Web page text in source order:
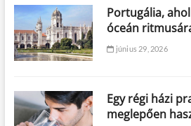
Portugália,
óceán
június 29, 2026
Egy régi házi
meglepően